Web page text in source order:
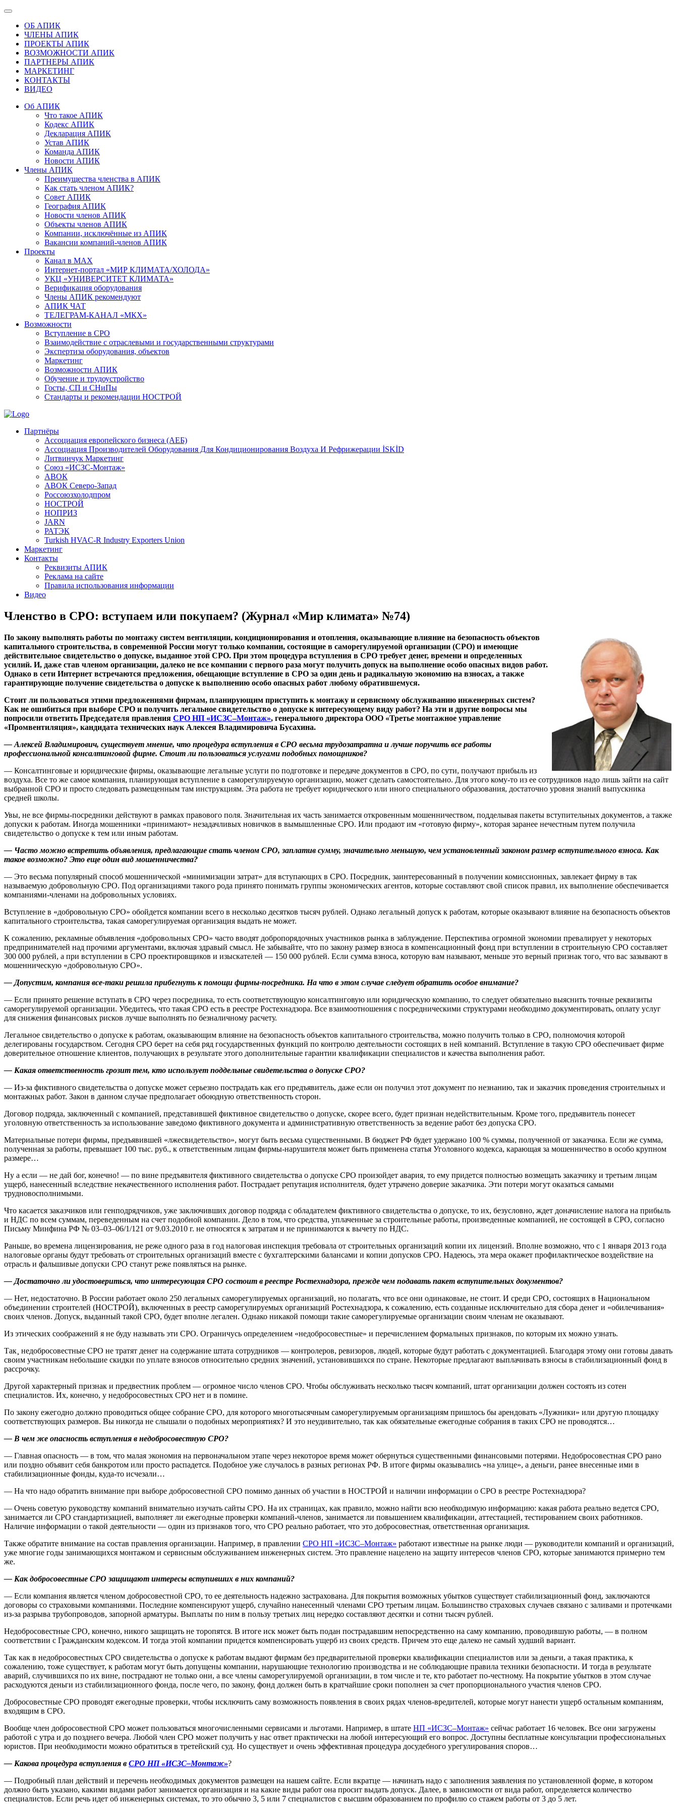
ОБ АПИК
ЧЛЕНЫ АПИК
ПРОЕКТЫ АПИК
ВОЗМОЖНОСТИ АПИК
ПАРТНЕРЫ АПИК
МАРКЕТИНГ
КОНТАКТЫ
ВИДЕО
Об АПИК
Что такое АПИК
Кодекс АПИК
Декларация АПИК
Устав АПИК
Команда АПИК
Новости АПИК
Члены АПИК
Преимущества членства в АПИК
Как стать членом АПИК?
Совет АПИК
География АПИК
Новости членов АПИК
Объекты членов АПИК
Компании, исключённые из АПИК
Вакансии компаний-членов АПИК
Проекты
Канал в MAX
Интернет-портал «МИР КЛИМАТА/ХОЛОДА»
УКЦ «УНИВЕРСИТЕТ КЛИМАТА»
Верификация оборудования
Члены АПИК рекомендуют
АПИК ЧАТ
ТЕЛЕГРАМ-КАНАЛ «МКХ»
Возможности
Вступление в СРО
Взаимодействие с отраслевыми и государственными структурами
Экспертиза оборудования, объектов
Маркетинг
Возможности АПИК
Обучение и трудоустройство
Госты, СП и СНиПы
Стандарты и рекомендации НОСТРОЙ
Партнёры
Ассоциация европейского бизнеса (АЕБ)
Aссоциация Производителей Оборудования Для Кондиционирования Воздуха И Рефрижерации İSKİD
Литвинчук Маркетинг
Союз «ИСЗС-Монтаж»
АВОК
АВОК Северо-Запад
Россоюзхолодпром
НОСТРОЙ
НОПРИЗ
JARN
РАТЭК
Turkish HVAC-R Industry Exporters Union
Маркетинг
Контакты
Реквизиты АПИК
Реклама на сайте
Правила использования информации
Видео
Членство в СРО: вступаем или покупаем? (Журнал «Мир климата» №74)
По закону выполнять работы по монтажу систем вентиляции, кондиционирования и отопления, оказывающие влияние на безопасность объектов
капитального строительства, в современной России могут только компании, состоящие в саморегулируемой организации (СРО) и имеющие
действительное свидетельство о допуске, выданное этой СРО. При этом процедура вступления в СРО требует денег, времени и определенных
усилий. И, даже став членом организации, далеко не все компании с первого раза могут получить допуск на выполнение особо опасных видов работ.
Однако в сети Интернет встречаются предложения, обещающие вступление в СРО за один день и радикальную экономию на взносах, а также
гарантирующие получение свидетельства о допуске к выполнению особо опасных работ любому обратившемуся.
Стоит ли пользоваться этими предложениями фирмам, планирующим приступить к монтажу и сервисному обслуживанию инженерных систем?
Как не ошибиться при выборе СРО и получить легальное свидетельство о допуске к интересующему виду работ? На эти и другие вопросы мы
попросили ответить Председателя правления СРО НП «ИСЗС–Монтаж», генерального директора ООО «Третье монтажное управление
«Промвентиляция», кандидата технических наук Алексея Владимировича Бусахина.
— Алексей Владимирович, существует мнение, что процедура вступления в СРО весьма трудозатратна и лучше поручить все работы
профессиональной консалтинговой фирме. Стоит ли пользоваться услугами подобных помощников?
— Консалтинговые и юридические фирмы, оказывающие легальные услуги по подготовке и передаче документов в СРО, по сути, получают прибыль из
воздуха. Все то же самое компания, планирующая вступление в саморегулируемую организацию, может сделать самостоятельно. Для этого кому-то из ее сотрудников надо лишь зайти на сайт
выбранной СРО и просто следовать размещенным там инструкциям. Эта работа не требует юридического или иного специального образования, достаточно уровня знаний выпускника
средней школы.
Увы, не все фирмы-посредники действуют в рамках правового поля. Значительная их часть занимается откровенным мошенничеством, подделывая пакеты вступительных документов, а также
допуски к работам. Иногда мошенники «принимают» незадачливых новичков в вымышленные СРО. Или продают им «готовую фирму», которая заранее нечестным путем получила
свидетельство о допуске к тем или иным работам.
— Часто можно встретить объявления, предлагающие стать членом СРО, заплатив сумму, значительно меньшую, чем установленный законом размер вступительного взноса. Как
такое возможно? Это еще один вид мошенничества?
— Это весьма популярный способ мошеннической «минимизации затрат» для вступающих в СРО. Посредник, заинтересованный в получении комиссионных, завлекает фирму в так
называемую добровольную СРО. Под организациями такого рода принято понимать группы экономических агентов, которые составляют свой список правил, их выполнение обеспечивается
компаниями-членами на добровольных условиях.
Вступление в «добровольную СРО» обойдется компании всего в несколько десятков тысяч рублей. Однако легальный допуск к работам, которые оказывают влияние на безопасность объектов
капитального строительства, такая саморегулируемая организация выдать не может.
К сожалению, рекламные объявления «добровольных СРО» часто вводят добропорядочных участников рынка в заблуждение. Перспектива огромной экономии превалирует у некоторых
предпринимателей над прочими аргументами, включая здравый смысл. Не забывайте, что по закону размер взноса в компенсационный фонд при вступлении в строительную СРО составляет
300 000 рублей, а при вступлении в СРО проектировщиков и изыскателей — 150 000 рублей. Если сумма взноса, которую вам называют, меньше это верный признак того, что вас зазывают в
мошенническую «добровольную СРО».
— Допустим, компания все-таки решила прибегнуть к помощи фирмы-посредника. На что в этом случае следует обратить особое внимание?
— Если принято решение вступать в СРО через посредника, то есть соответствующую консалтинговую или юридическую компанию, то следует обязательно выяснить точные реквизиты
саморегулируемой организации. Убедитесь, что такая СРО есть в реестре Ростехнадзора. Все взаимоотношения с посредническими структурами необходимо документировать, оплату услуг
для снижения финансовых рисков лучше выполнять по безналичному расчету.
Легальное свидетельство о допуске к работам, оказывающим влияние на безопасность объектов капитального строительства, можно получить только в СРО, полномочия которой
делегированы государством. Сегодня СРО берет на себя ряд государственных функций по контролю деятельности состоящих в ней компаний. Вступление в такую СРО обеспечивает фирме
доверительное отношение клиентов, получающих в результате этого дополнительные гарантии квалификации специалистов и качества выполнения работ.
— Какая ответственность грозит тем, кто использует поддельные свидетельства о допуске СРО?
— Из-за фиктивного свидетельства о допуске может серьезно пострадать как его предъявитель, даже если он получил этот документ по незнанию, так и заказчик проведения строительных и
монтажных работ. Закон в данном случае предполагает обоюдную ответственность сторон.
Договор подряда, заключенный с компанией, представившей фиктивное свидетельство о допуске, скорее всего, будет признан недействительным. Кроме того, предъявитель понесет
уголовную ответственность за использование заведомо фиктивного документа и административную ответственность за ведение работ без допуска СРО.
Материальные потери фирмы, предъявившей «лжесвидетельство», могут быть весьма существенными. В бюджет РФ будет удержано 100 % суммы, полученной от заказчика. Если же сумма,
полученная за работы, превышает 100 тыс. руб., к ответственным лицам фирмы-нарушителя может быть применена статья Уголовного кодекса, карающая за мошенничество в особо крупном
размере…
Ну а если — не дай бог, конечно! — по вине предъявителя фиктивного свидетельства о допуске СРО произойдет авария, то ему придется полностью возмещать заказчику и третьим лицам
ущерб, нанесенный вследствие некачественного исполнения работ. Пострадает репутация исполнителя, будет утрачено доверие заказчика. Эти потери могут оказаться самыми
трудновосполнимыми.
Что касается заказчиков или генподрядчиков, уже заключивших договор подряда с обладателем фиктивного свидетельства о допуске, то их, безусловно, ждет доначисление налога на прибыль
и НДС по всем суммам, переведенным на счет подобной компании. Дело в том, что средства, уплаченные за строительные работы, произведенные компанией, не состоящей в СРО, согласно
Письму Минфина РФ № 03–03–06/1/121 от 9.03.2010 г. не относятся к затратам и не принимаются к вычету по НДС.
Раньше, во времена лицензирования, не реже одного раза в год налоговая инспекция требовала от строительных организаций копии их лицензий. Вполне возможно, что с 1 января 2013 года
налоговые органы будут требовать от строительных организаций вместе с бухгалтерскими балансами и копии допусков СРО. Надеюсь, эта мера окажет профилактическое воздействие на
отрасль и фальшивые допуски СРО станут реже появляться на рынке.
— Достаточно ли удостовериться, что интересующая СРО состоит в реестре Ростехнадзора, прежде чем подавать пакет вступительных документов?
— Нет, недостаточно. В России работает около 250 легальных саморегулируемых организаций, но полагать, что все они одинаковые, не стоит. И среди СРО, состоящих в Национальном
объединении строителей (НОСТРОЙ), включенных в реестр саморегулируемых организаций Ростехнадзора, к сожалению, есть созданные исключительно для сбора денег и «обилечивания»
своих членов. Допуск, выданный такой СРО, будет вполне легален. Однако никакой помощи такие саморегулируемые организации своим членам не оказывают.
Из этических соображений я не буду называть эти СРО. Ограничусь определением «недобросовестные» и перечислением формальных признаков, по которым их можно узнать.
Так¸ недобросовестные СРО не тратят денег на содержание штата сотрудников — контролеров, ревизоров, людей, которые будут работать с документацией. Благодаря этому они готовы давать
своим участникам небольшие скидки по уплате взносов относительно средних значений, установившихся по стране. Некоторые предлагают выплачивать взносы в стабилизационный фонд в
рассрочку.
Другой характерный признак и предвестник проблем — огромное число членов СРО. Чтобы обслуживать несколько тысяч компаний, штат организации должен состоять из сотен
специалистов. Их, конечно, у недобросовестных СРО нет и в помине.
По закону ежегодно должно проводиться общее собрание СРО, для которого многотысячным саморегулируемым организациям пришлось бы арендовать «Лужники» или другую площадку
соответствующих размеров. Вы никогда не слышали о подобных мероприятиях? И это неудивительно, так как обязательные ежегодные собрания в таких СРО не проводятся…
— В чем же опасность вступления в недобросовестную СРО?
— Главная опасность — в том, что малая экономия на первоначальном этапе через некоторое время может обернуться существенными финансовыми потерями. Недобросовестная СРО рано
или поздно объявит себя банкротом или просто распадется. Подобное уже случалось в разных регионах РФ. В итоге фирмы оказывались «на улице», а деньги, ранее внесенные ими в
стабилизационные фонды, куда-то исчезали…
— На что надо обратить внимание при выборе добросовестной СРО помимо данных об участии в НОСТРОЙ и наличии информации о СРО в реестре Ростехнадзора?
— Очень советую руководству компаний внимательно изучать сайты СРО. На их страницах, как правило, можно найти всю необходимую информацию: какая работа реально ведется СРО,
занимается ли СРО стандартизацией, выполняет ли ежегодные проверки компаний-членов, занимается ли повышением квалификации, аттестацией, тестированием своих работников.
Наличие информации о такой деятельности — один из признаков того, что СРО реально работает, что это добросовестная, ответственная организация.
Также обратите внимание на состав правления организации. Например, в правлении СРО НП «ИСЗС–Монтаж» работают известные на рынке люди — руководители компаний и организаций,
уже многие годы занимающихся монтажом и сервисным обслуживанием инженерных систем. Это правление нацелено на защиту интересов членов СРО, которые занимаются примерно тем
же.
— Как добросовестные СРО защищают интересы вступивших в них компаний?
— Если компания является членом добросовестной СРО, то ее деятельность надежно застрахована. Для покрытия возможных убытков существует стабилизационный фонд, заключаются
договоры со страховыми компаниями. Последние компенсируют ущерб, случайно нанесенный членами СРО третьим лицам. Большинство страховых случаев связано с заливами и протечками
из-за разрыва трубопроводов, запорной арматуры. Выплаты по ним в пользу третьих лиц нередко составляют десятки и сотни тысяч рублей.
Недобросовестные СРО, конечно, никого защищать не торопятся. В итоге иск может быть подан пострадавшим непосредственно на саму компанию, проводившую работы, — в полном
соответствии с Гражданским кодексом. И тогда этой компании придется компенсировать ущерб из своих средств. Причем это еще далеко не самый худший вариант.
Так как в недобросовестных СРО свидетельства о допуске к работам выдают фирмам без предварительной проверки квалификации специалистов или за деньги, а такая практика, к
сожалению, тоже существует, к работам могут быть допущены компании, нарушающие технологию производства и не соблюдающие правила техники безопасности. И тогда в результате
аварий, случившихся по их вине, пострадают не только они, а все члены саморегулируемой организации, в том числе и те, кто работает по-честному. На покрытие убытков в этом случае
расходуются деньги из стабилизационного фонда, после чего, по закону, фонд должен быть в кратчайшие сроки пополнен за счет пропорционального участия членов СРО.
Добросовестные СРО проводят ежегодные проверки, чтобы исключить саму возможность появления в своих рядах членов-вредителей, которые могут нанести ущерб остальным компаниям,
входящим в СРО.
Вообще член добросовестной СРО может пользоваться многочисленными сервисами и льготами. Например, в штате НП «ИСЗС–Монтаж» сейчас работает 16 человек. Все они загружены
работой с утра и до позднего вечера. Любой член СРО может получить у нас ответ практически на любой интересующий его вопрос. Доступны бесплатные консультации профессиональных
юристов. При необходимости можно обратиться в третейский суд. Но существует и очень эффективная процедура досудебного урегулирования споров…
— Какова процедура вступления в СРО НП «ИСЗС–Монтаж»?
— Подробный план действий и перечень необходимых документов размещен на нашем сайте. Если вкратце — начинать надо с заполнения заявления по установленной форме, в котором
должно быть указано, какими видами работ занимается организация и на какие виды работ она просит выдать допуск. Далее, в зависимости от вида работ, определяется количество
специалистов. Если речь идет об инженерных системах, то это обычно 3, 5 или 7 специалистов с высшим образованием по профилю со стажем работы от 3 до 5 лет.